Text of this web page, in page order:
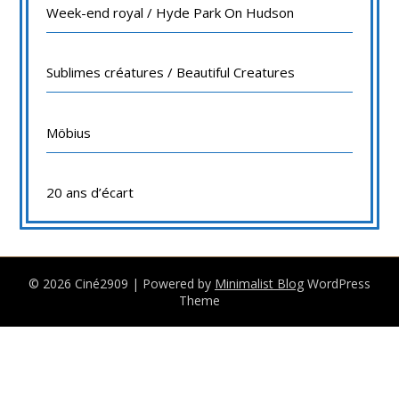
Week-end royal / Hyde Park On Hudson
Sublimes créatures / Beautiful Creatures
Möbius
20 ans d’écart
© 2026 Ciné2909 | Powered by Minimalist Blog WordPress
Theme